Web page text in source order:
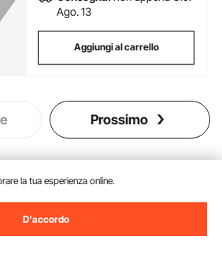
Ago. 13
Aggiungi al carrello
Prossimo
anche
la tua esperienza online.
D'accordo